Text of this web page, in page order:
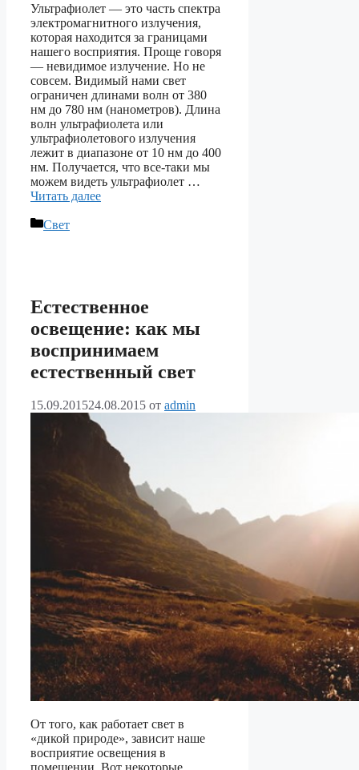
Ультрафиолет — это часть спектра
электромагнитного излучения,
которая находится за границами
нашего восприятия. Проще говоря
— невидимое излучение. Но не
совсем. Видимый нами свет
ограничен длинами волн от 380
нм до 780 нм (нанометров). Длина
волн ультрафиолета или
ультрафиолетового излучения
лежит в диапазоне от 10 нм до 400
нм. Получается, что все-таки мы
можем видеть ультрафиолет …
Читать далее
Рубрики
Свет
Естественное
освещение: как мы
воспринимаем
естественный свет
15.09.201524.08.2015 от admin
От того, как работает свет в
«дикой природе», зависит наше
восприятие освещения в